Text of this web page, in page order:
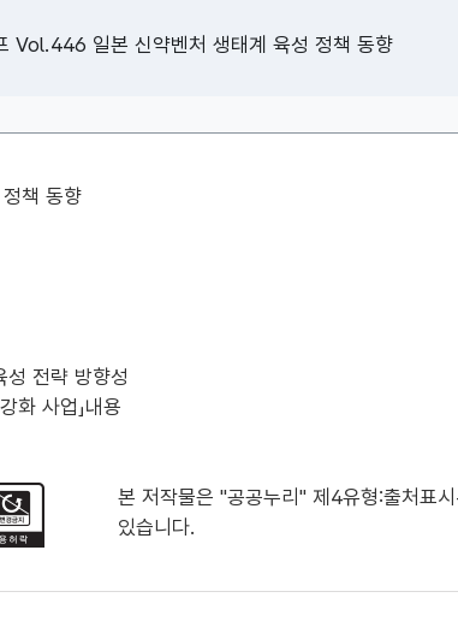
Vol.446 일본 신약벤처 생태계 육성 정책 동향
책 동향
전략 방향성
화 사업」내용
본 저작물은 "공공누리" 제4유형:출처표
있습니다.